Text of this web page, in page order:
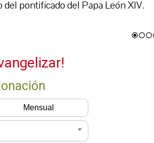
del pontificado del Papa León XIV.